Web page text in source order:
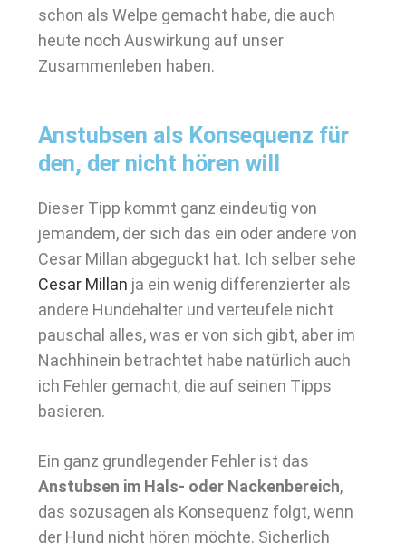
schon als Welpe gemacht habe, die auch
heute noch Auswirkung auf unser
Zusammenleben haben.
Anstubsen als Konsequenz für
den, der nicht hören will
Dieser Tipp kommt ganz eindeutig von
jemandem, der sich das ein oder andere von
Cesar Millan abgeguckt hat. Ich selber sehe
Cesar Millan ja ein wenig differenzierter als
andere Hundehalter und verteufele nicht
pauschal alles, was er von sich gibt, aber im
Nachhinein betrachtet habe natürlich auch
ich Fehler gemacht, die auf seinen Tipps
basieren.
Ein ganz grundlegender Fehler ist das
Anstubsen im Hals- oder Nackenbereich,
das sozusagen als Konsequenz folgt, wenn
der Hund nicht hören möchte. Sicherlich